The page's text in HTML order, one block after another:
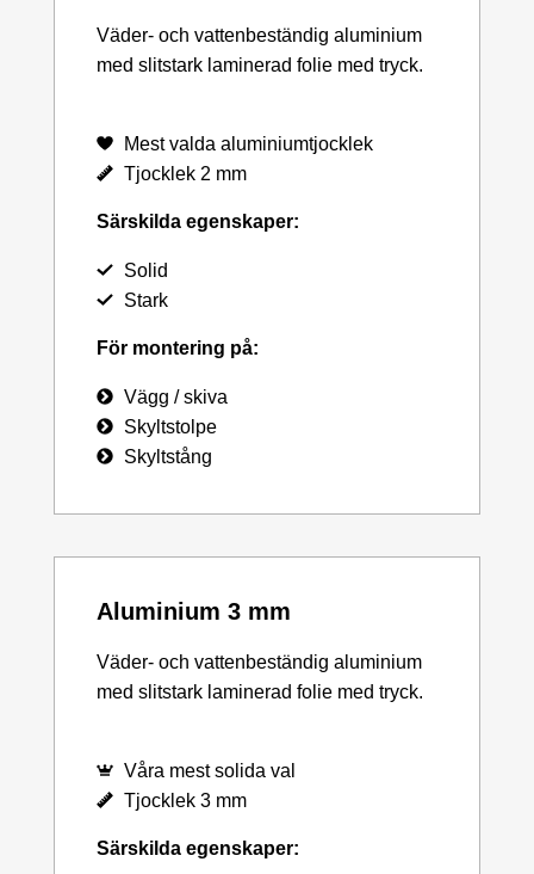
Väder- och vattenbeständig aluminium
med slitstark laminerad folie med tryck.
Mest valda aluminiumtjocklek
Tjocklek 2 mm
Särskilda egenskaper:
Solid
Stark
För montering på:
Vägg / skiva
Skyltstolpe
Skyltstång
Aluminium 3 mm
Väder- och vattenbeständig aluminium
med slitstark laminerad folie med tryck.
Våra mest solida val
Tjocklek 3 mm
Särskilda egenskaper: